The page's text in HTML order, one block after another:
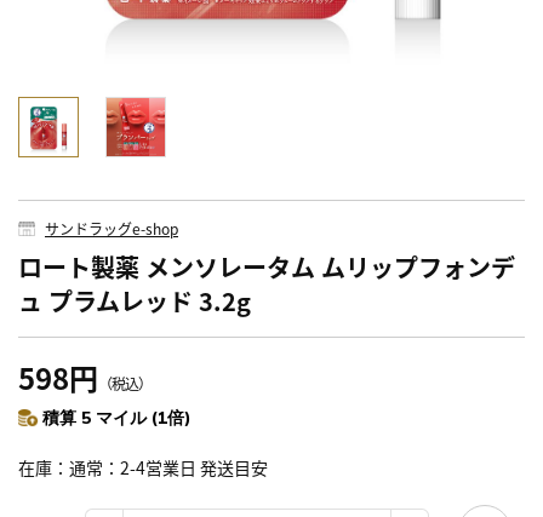
サンドラッグe-shop
ロート製薬 メンソレータム ムリップフォンデ
ュ プラムレッド 3.2g
598円 （税込）
積算 5 マイル (1倍)
在庫 通常：2-4営業日 発送目安